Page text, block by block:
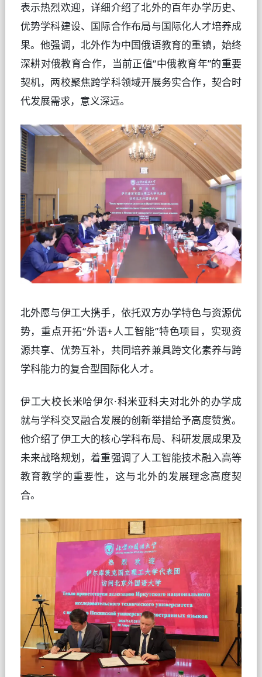
表示热烈欢迎，详细介绍了北外的百年办学历史、
优势学科建设、国际合作布局与国际化人才培养成
果。他强调，北外作为中国俄语教育的重镇，始终
深耕对俄教育合作，当前正值“中俄教育年”的重要
契机，两校聚焦跨学科领域开展务实合作，契合时
代发展需求，意义深远。
北外愿与伊工大携手，依托双方办学特色与资源优
势，重点开拓“外语+人工智能”特色项目，实现资
源共享、优势互补，共同培养兼具跨文化素养与跨
学科能力的复合型国际化人才。
伊工大校长米哈伊尔·科米亚科夫对北外的办学成
就与学科交叉融合发展的创新举措给予高度赞赏。
他介绍了伊工大的核心学科布局、科研发展成果及
未来战略规划，着重强调了人工智能技术融入高等
教育教学的重要性，这与北外的发展理念高度契
合。